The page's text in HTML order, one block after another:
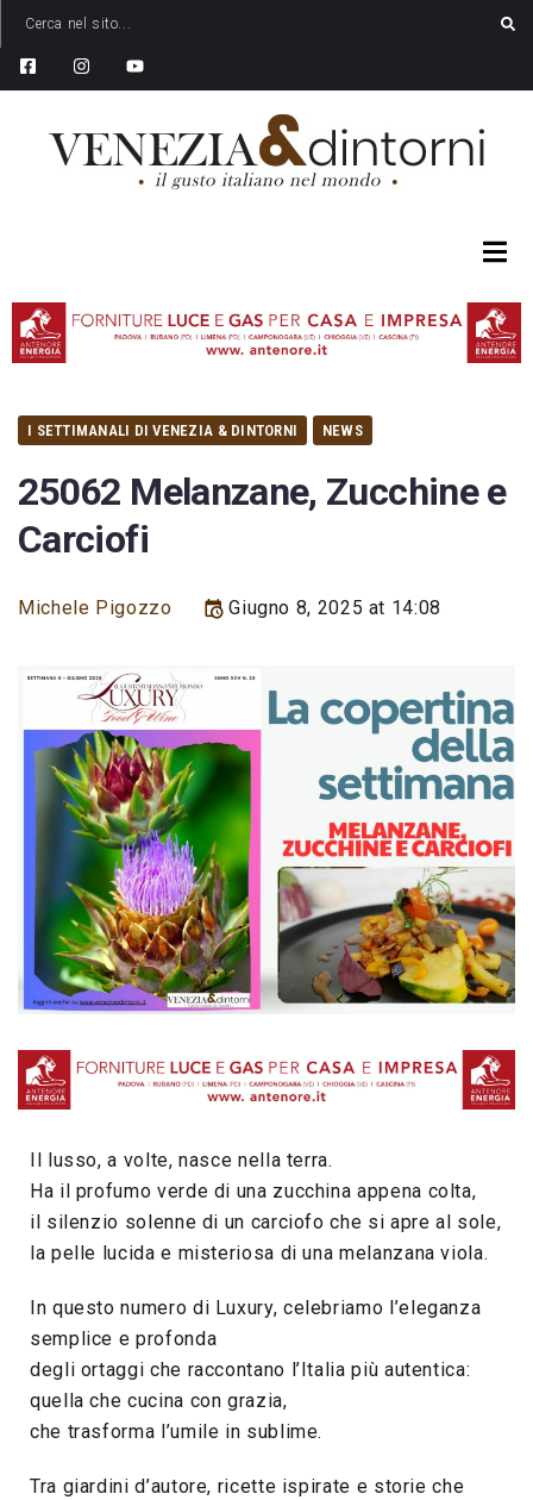
I SETTIMANALI DI VENEZIA & DINTORNI NEWS
25062 Melanzane, Zucchine e
Carciofi
Michele Pigozzo Giugno 8, 2025 at 14:08
Il lusso, a volte, nasce nella terra.
Ha il profumo verde di una zucchina appena colta,
il silenzio solenne di un carciofo che si apre al sole,
la pelle lucida e misteriosa di una melanzana viola.
In questo numero di Luxury, celebriamo l’eleganza
semplice e profonda
degli ortaggi che raccontano l’Italia più autentica:
quella che cucina con grazia,
che trasforma l’umile in sublime.
Tra giardini d’autore, ricette ispirate e storie che